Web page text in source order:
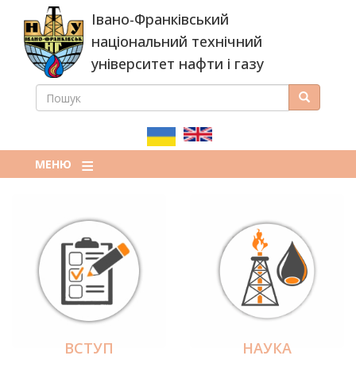
основного
вмісту
Івано-Франківський
національний технічний
університет нафти і газу
ПОШУКОВА
ПОШУК Пошук
МЕНЮ
ВСТУП НАУКА